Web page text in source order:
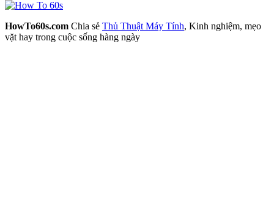
HowTo60s.com Chia sẻ Thủ Thuật Máy Tính, Kinh nghiệm, mẹo
vặt hay trong cuộc sống hàng ngày